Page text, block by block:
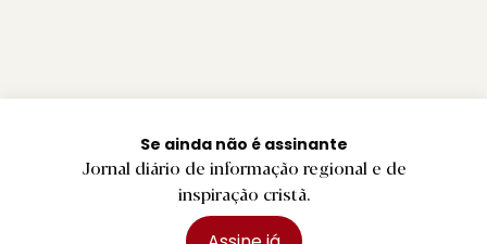
Se ainda não é assinante
Jornal diário de informação regional e de
inspiração cristã.